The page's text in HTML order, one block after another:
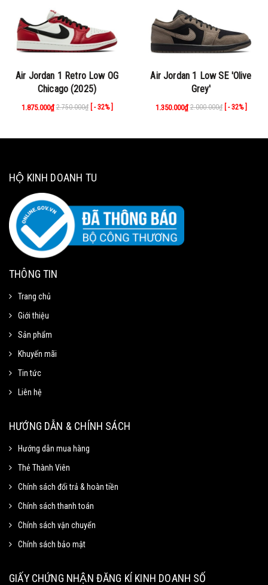
Air Jordan 1 Retro Low OG
Chicago (2025)
1.875.000₫ 2.750.000₫ [ - 32% ]
Air Jordan 1 Low SE 'Olive
Grey'
1.350.000₫ 2.000.000₫ [ - 32% ]
HỘ KINH DOANH TU
THÔNG TIN
Trang chủ
Giới thiệu
Sản phẩm
Khuyến mãi
Tin tức
Liên hệ
HƯỚNG DẪN & CHÍNH SÁCH
Hướng dẫn mua hàng
Thẻ Thành Viên
Chính sách đổi trả & hoàn tiền
Chính sách thanh toán
Chính sách vận chuyển
Chính sách bảo mật
GIẤY CHỨNG NHẬN ĐĂNG KÍ KINH DOANH SỐ
Mã Giảm Giá
trang thanh toán.
250k.
Hạn sử dung: 31/09/2020
500k